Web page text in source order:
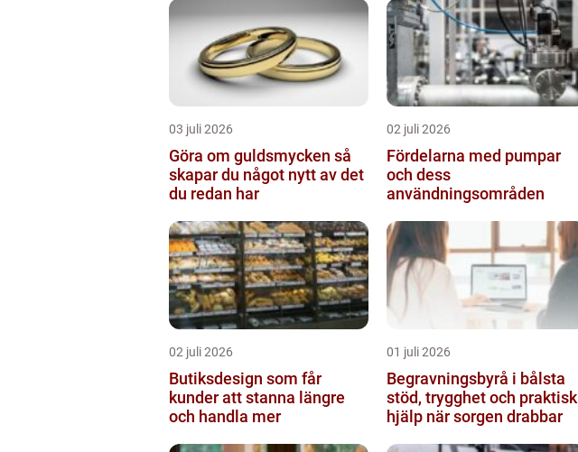
03 juli 2026
Göra om guldsmycken så
skapar du något nytt av det
du redan har
02 juli 2026
Fördelarna med pumpar
och dess
användningsområden
02 juli 2026
Butiksdesign som får
kunder att stanna längre
och handla mer
01 juli 2026
Begravningsbyrå i bålsta
stöd, trygghet och praktisk
hjälp när sorgen drabbar